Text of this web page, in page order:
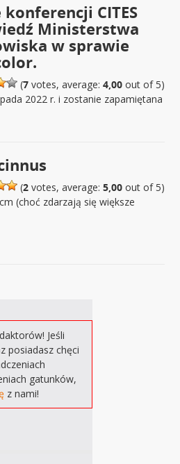
CITES
Ministerstwa
w sprawie
(7votes, average: 4,00out of 5)
2022 r. i zostanie zapamiętana
(2votes, average: 5,00out of 5)
(choć zdarzają się większe
Jeśli
posiadasz chęci
gatunków,
z nami!